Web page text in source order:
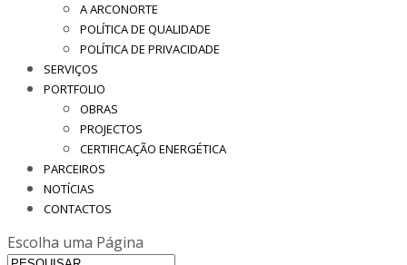
A ARCONORTE
POLÍTICA DE QUALIDADE
POLÍTICA DE PRIVACIDADE
SERVIÇOS
PORTFOLIO
OBRAS
PROJECTOS
CERTIFICAÇÃO ENERGÉTICA
PARCEIROS
NOTÍCIAS
CONTACTOS
Escolha uma Página